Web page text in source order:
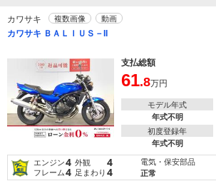
カワサキ 複数画像 動画
カワサキ ＢＡＬＩＵＳ－II
支払総額
61.8万円
モデル年式
年式不明
初度登録年
年式不明
エンジン4 外観 4
フレーム4 足まわり 4
電気・保安部品
正常